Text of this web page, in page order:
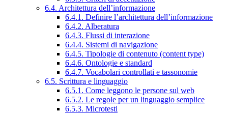
6.4. Architettura dell’informazione
6.4.1. Definire l’architettura dell’informazione
6.4.2. Alberatura
6.4.3. Flussi di interazione
6.4.4. Sistemi di navigazione
6.4.5. Tipologie di contenuto (content type)
6.4.6. Ontologie e standard
6.4.7. Vocabolari controllati e tassonomie
6.5. Scrittura e linguaggio
6.5.1. Come leggono le persone sul web
6.5.2. Le regole per un linguaggio semplice
6.5.3. Microtesti